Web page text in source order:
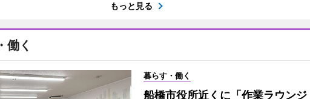
もっと見る
働く
暮らす・働く
船橋市役所近くに「作業ラウンジ